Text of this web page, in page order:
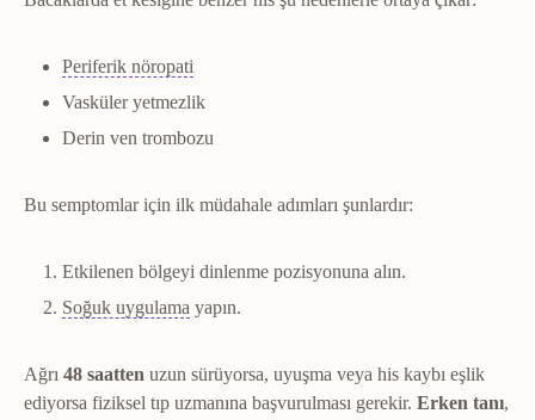
Periferik nöropati
Vasküler yetmezlik
Derin ven trombozu
Bu semptomlar için ilk müdahale adımları şunlardır:
Etkilenen bölgeyi dinlenme pozisyonuna alın.
Soğuk uygulama Kriyoterapi
yapın.
Ağrı 48 saatten uzun sürüyorsa, uyuşma veya his kaybı eşlik
ediyorsa fiziksel tıp uzmanına başvurulması gerekir. Erken tanı,